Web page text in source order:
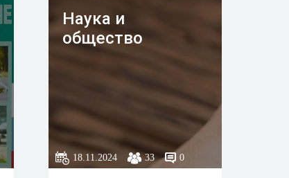
Наука и
общество
18.11.2024 33 0